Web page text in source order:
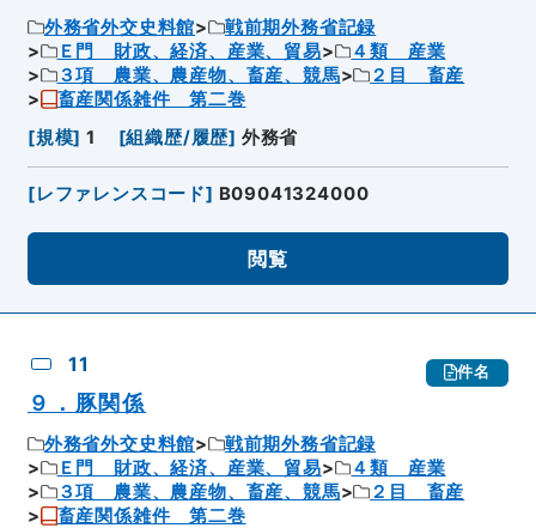
外務省外交史料館
戦前期外務省記録
Ｅ門 財政、経済、産業、貿易
４類 産業
３項 農業、農産物、畜産、競馬
２目 畜産
畜産関係雑件 第二巻
[規模] 1 [組織歴/履歴] 外務省
[レファレンスコード] B09041324000
閲覧
11 件名
９．豚関係
外務省外交史料館
戦前期外務省記録
Ｅ門 財政、経済、産業、貿易
４類 産業
３項 農業、農産物、畜産、競馬
２目 畜産
畜産関係雑件 第二巻